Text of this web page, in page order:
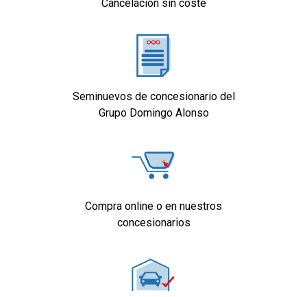
Cancelación sin coste
Seminuevos de concesionario del
Grupo Domingo Alonso
Compra online o en nuestros
concesionarios